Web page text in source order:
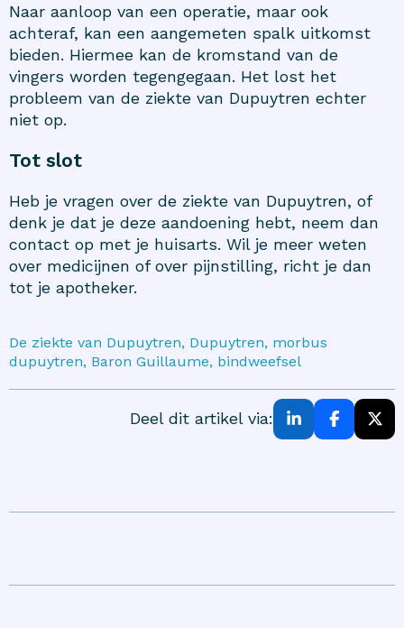
Naar aanloop van een operatie, maar ook
achteraf, kan een aangemeten spalk uitkomst
bieden. Hiermee kan de kromstand van de
vingers worden tegengegaan. Het lost het
probleem van de ziekte van Dupuytren echter
niet op.
Tot slot
Heb je vragen over de ziekte van Dupuytren, of
denk je dat je deze aandoening hebt, neem dan
contact op met je huisarts. Wil je meer weten
over medicijnen of over pijnstilling, richt je dan
tot je apotheker.
De ziekte van Dupuytren, Dupuytren, morbus
dupuytren, Baron Guillaume, bindweefsel
Deel dit artikel via: